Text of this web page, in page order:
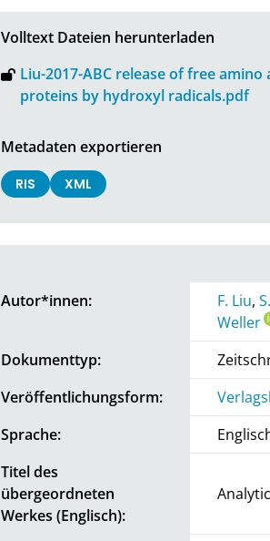
Volltext Dateien herunterladen
Liu-2017-ABC release of free
proteins by hydroxyl radicals.pdf
Metadaten exportieren
RIS XML
Autor*innen: F. Liu,
Weller
Dokumenttyp:
Veröffentlichungsform:
Sprache:
Titel des
übergeordneten
Werkes (Englisch):